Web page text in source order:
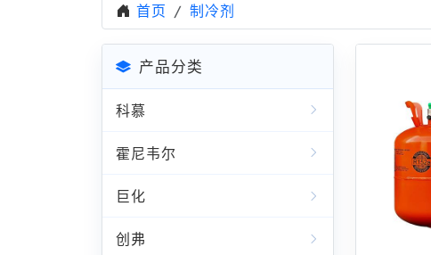
首页 制冷剂
产品分类
科慕
霍尼韦尔
巨化
创弗